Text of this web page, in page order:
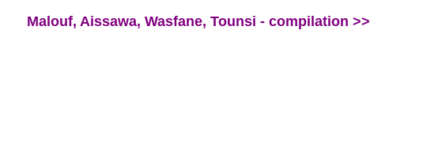
Malouf, Aissawa, Wasfane, Tounsi - compilation >>